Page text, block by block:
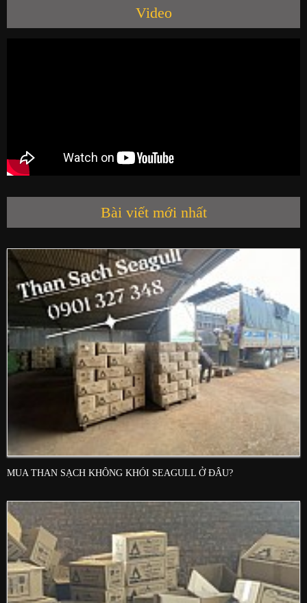
Video
Bài viết mới nhất
MUA THAN SẠCH KHÔNG KHÓI SEAGULL Ở ĐÂU?